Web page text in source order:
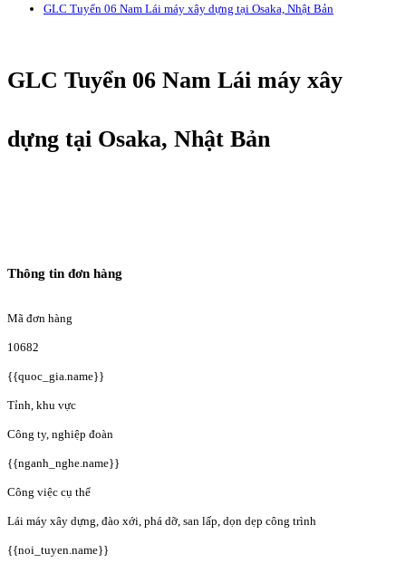
GLC Tuyển 06 Nam Lái máy xây dựng tại Osaka, Nhật Bản
GLC Tuyển 06 Nam Lái máy xây
dựng tại Osaka, Nhật Bản
Thông tin đơn hàng
Mã đơn hàng
10682
{{quoc_gia.name}}
Tỉnh, khu vực
Công ty, nghiệp đoàn
{{nganh_nghe.name}}
Công việc cụ thể
Lái máy xây dựng, đào xới, phá dỡ, san lấp, dọn dẹp công trình
{{noi_tuyen.name}}